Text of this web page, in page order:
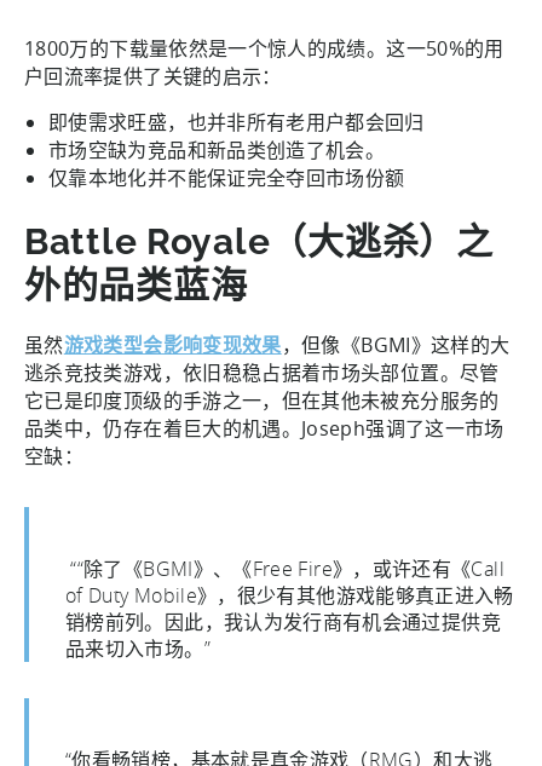
1800万的下载量依然是一个惊人的成绩。这一50%的用
户回流率提供了关键的启示：
即使需求旺盛，也并非所有老用户都会回归
市场空缺为竞品和新品类创造了机会。
仅靠本地化并不能保证完全夺回市场份额
Battle Royale（大逃杀）之
外的品类蓝海
虽然游戏类型会影响变现效果，但像《BGMI》这样的大
逃杀竞技类游戏，依旧稳稳占据着市场头部位置。尽管
它已是印度顶级的手游之一，但在其他未被充分服务的
品类中，仍存在着巨大的机遇。Joseph强调了这一市场
空缺：
““除了《BGMI》、《Free Fire》，或许还有《Call
of Duty Mobile》，很少有其他游戏能够真正进入畅
销榜前列。因此，我认为发行商有机会通过提供竞
品来切入市场。”
“你看畅销榜，基本就是真金游戏（RMG）和大逃